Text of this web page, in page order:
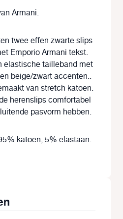
Armani.
twee effen zwarte slips
Emporio Armani tekst.
elastische tailleband met
beige/zwart accenten..
van stretch katoen.
herenslips comfortabel
pasvorm hebben.
katoen, 5% elastaan.